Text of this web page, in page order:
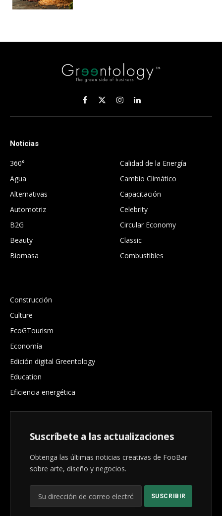
Facebook
X
(Twitter)
InstagramLinkedIn
Noticias
360°
Agua
Alternativas
Automotriz
B2G
Beauty
Biomasa
Calidad de la Energía
Cambio Climático
Capacitación
Celebrity
Circular Economy
Classic
Combustibles
Construcción
Culture
EcoGTourism
Economía
Edición digital Greentology
Education
Eficiencia energética
Suscríbete a las actualizaciones
Obtenga las últimas noticias creativas de FooBar
sobre arte, diseño y negocios.